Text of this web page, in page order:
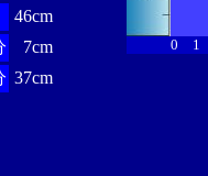
46cm
7cm
37cm
0 1